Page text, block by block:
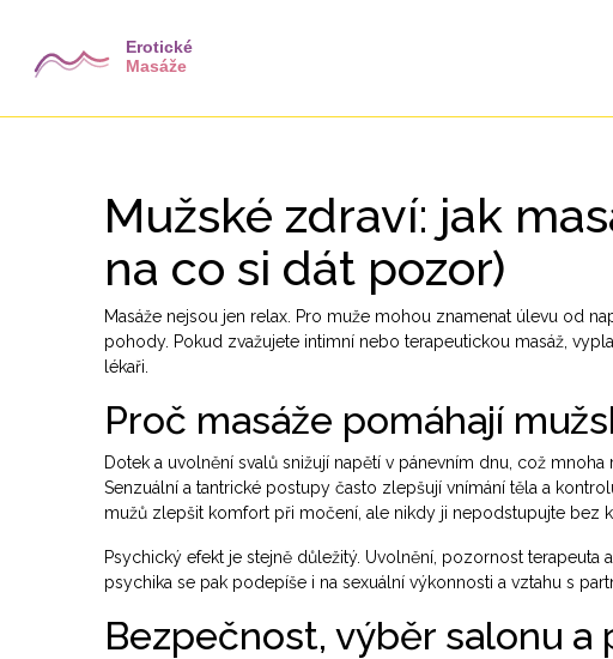
Mužské zdraví: jak
na co si dát pozor)
Masáže nejsou jen relax. Pro muže mohou znamenat úlevu od
pohody. Pokud zvažujete intimní nebo terapeutickou masáž,
lékaři.
Proč masáže pomáhají
Dotek a uvolnění svalů snižují napětí v pánevním dnu, což
Senzuální a tantrické postupy často zlepšují vnímání těla a
mužů zlepšit komfort při močení, ale nikdy ji nepodstupujte bez
Psychický efekt je stejně důležitý. Uvolnění, pozornost
psychika se pak podepíše i na sexuální výkonnosti a vztahu s
Bezpečnost, výběr salonu a